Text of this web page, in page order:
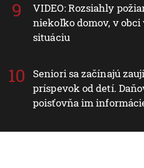
VIDEO: Rozsiahly
niekoľko domov, v
situáciu
Seniori sa začínajú
príspevok od detí.
poisťovňa im